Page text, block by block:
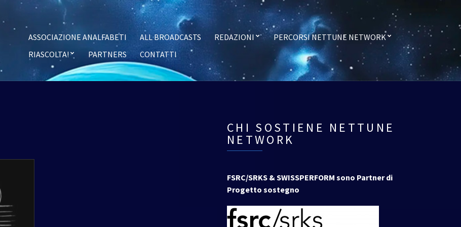
ASSOCIAZIONE ANALFABETI ALL BROADCASTS REDAZIONI
PERCORSI NETTUNE NETWORK
RIASCOLTA!
PARTNERS CONTATTI
CHI SOSTIENE NETTUNE
NETWORK
FSRC/SRKS & SWISSPERFORM sono Partner di
Progetto sostegno